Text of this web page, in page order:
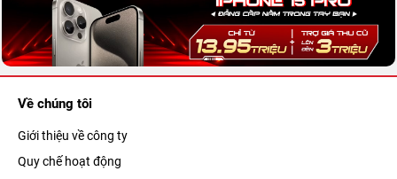
Về chúng tôi
Giới thiệu về công ty
Quy chế hoạt động